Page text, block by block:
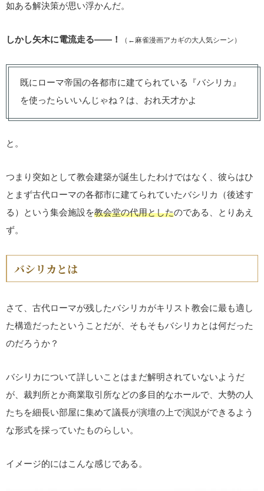
如ある解決策が思い浮かんだ。
しかし矢木に電流走る――！ （←麻雀漫画アカギの大人気シーン）
既にローマ帝国の各都市に建てられている『バシリカ』
を使ったらいいんじゃね？は、おれ天才かよ
と。
つまり突如として教会建築が誕生したわけではなく、彼らはひ
とまず古代ローマの各都市に建てられていたバシリカ（後述す
る）という集会施設を教会堂の代用としたのである、とりあえ
ず。
バシリカとは
さて、古代ローマが残したバシリカがキリスト教会に最も適し
た構造だったということだが、そもそもバシリカとは何だった
のだろうか？
バシリカについて詳しいことはまだ解明されていないようだ
が、裁判所とか商業取引所などの多目的なホールで、大勢の人
たちを細長い部屋に集めて議長が演壇の上で演説ができるよう
な形式を採っていたものらしい。
イメージ的にはこんな感じである。